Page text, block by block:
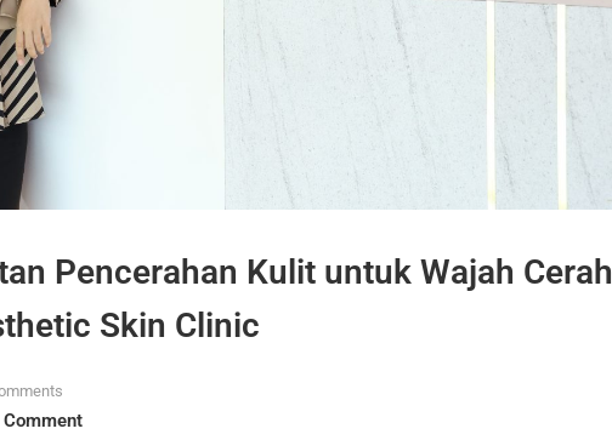
Pencerahan Kulit untuk Wajah Cerah
Skin Clinic